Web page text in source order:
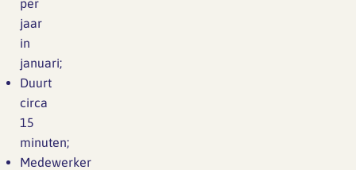
per
jaar
in
januari;
Duurt
circa
15
minuten;
Medewerker